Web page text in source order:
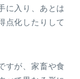
に入り、あとは
点化したりして
すが、家畜や食